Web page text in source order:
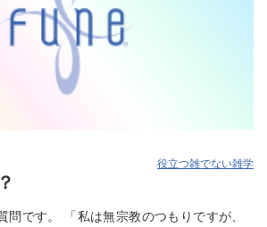
役立つ雑でない雑学
問です。 「私は無宗教のつもりですが、